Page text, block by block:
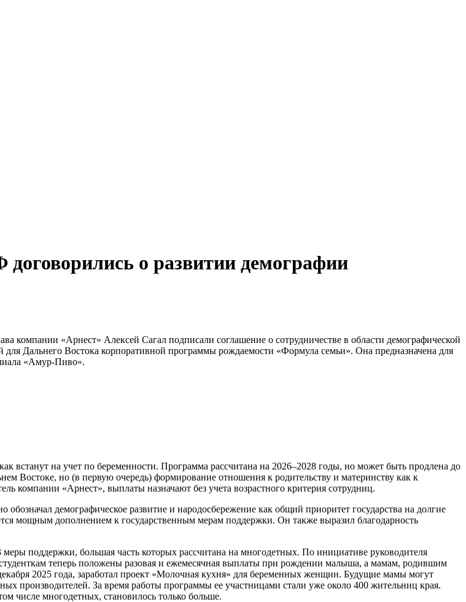
о развитии демографии
«Арнест» Алексей Сагал подписали соглашение о сотрудничестве в области демографической
Дальнего Востока корпоративной программы рождаемости «Формула семьи». Она предназначена для
«Амур-Пиво».
встанут на учет по беременности. Программа рассчитана на 2026–2028 годы, но может быть продлена до
Востоке, но (в первую очередь) формирование отношения к родительству и материнству как к
компании «Арнест», выплаты назначают без учета возрастного критерия сотрудниц.
демографическое развитие и народосбережение как общий приоритет государства на долгие
мощным дополнением к государственным мерам поддержки. Он также выразил благодарность
поддержки, большая часть которых рассчитана на многодетных. По инициативе руководителя
теперь положены разовая и ежемесячная выплаты при рождении малыша, а мамам, родившим
2025 года, заработал проект «Молочная кухня» для беременных женщин. Будущие мамы могут
производителей. За время работы программы ее участницами стали уже около 400 жительниц края.
числе многодетных, становилось только больше.